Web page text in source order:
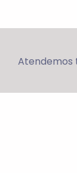
Atendemos